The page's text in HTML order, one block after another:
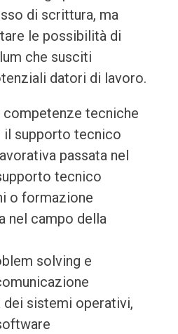
di scrittura, ma
le possibilità di
che susciti
datori di lavoro.
competenze tecniche
il supporto tecnico
passata nel
tecnico
o formazione
nel campo della
solving e
dei sistemi operativi,